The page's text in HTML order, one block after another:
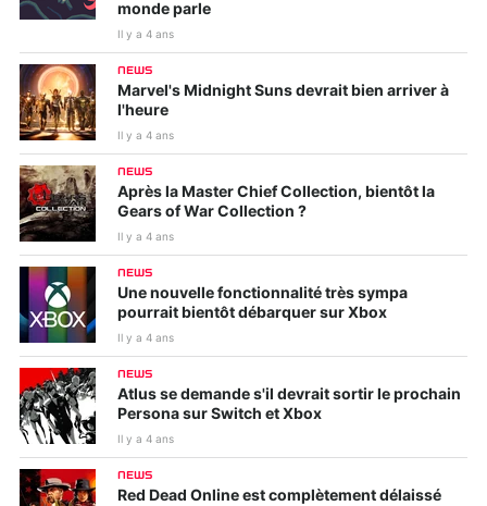
monde parle
Il y a 4 ans
NEWS
Marvel's Midnight Suns devrait bien arriver à
l'heure
Il y a 4 ans
NEWS
Après la Master Chief Collection, bientôt la
Gears of War Collection ?
Il y a 4 ans
NEWS
Une nouvelle fonctionnalité très sympa
pourrait bientôt débarquer sur Xbox
Il y a 4 ans
NEWS
Atlus se demande s'il devrait sortir le prochain
Persona sur Switch et Xbox
Il y a 4 ans
NEWS
Red Dead Online est complètement délaissé